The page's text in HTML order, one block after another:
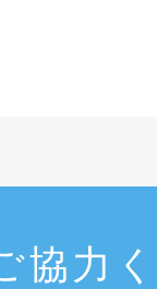
力く